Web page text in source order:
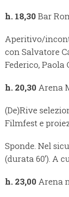
h. 18,30 Bar
Aperitivo/
con Salvatore
Federico, Paola
h. 20,30 Arena
(De)Rive
Filmfest e
Sponde. Nel
(durata 60’). A
h. 23,00 Arena